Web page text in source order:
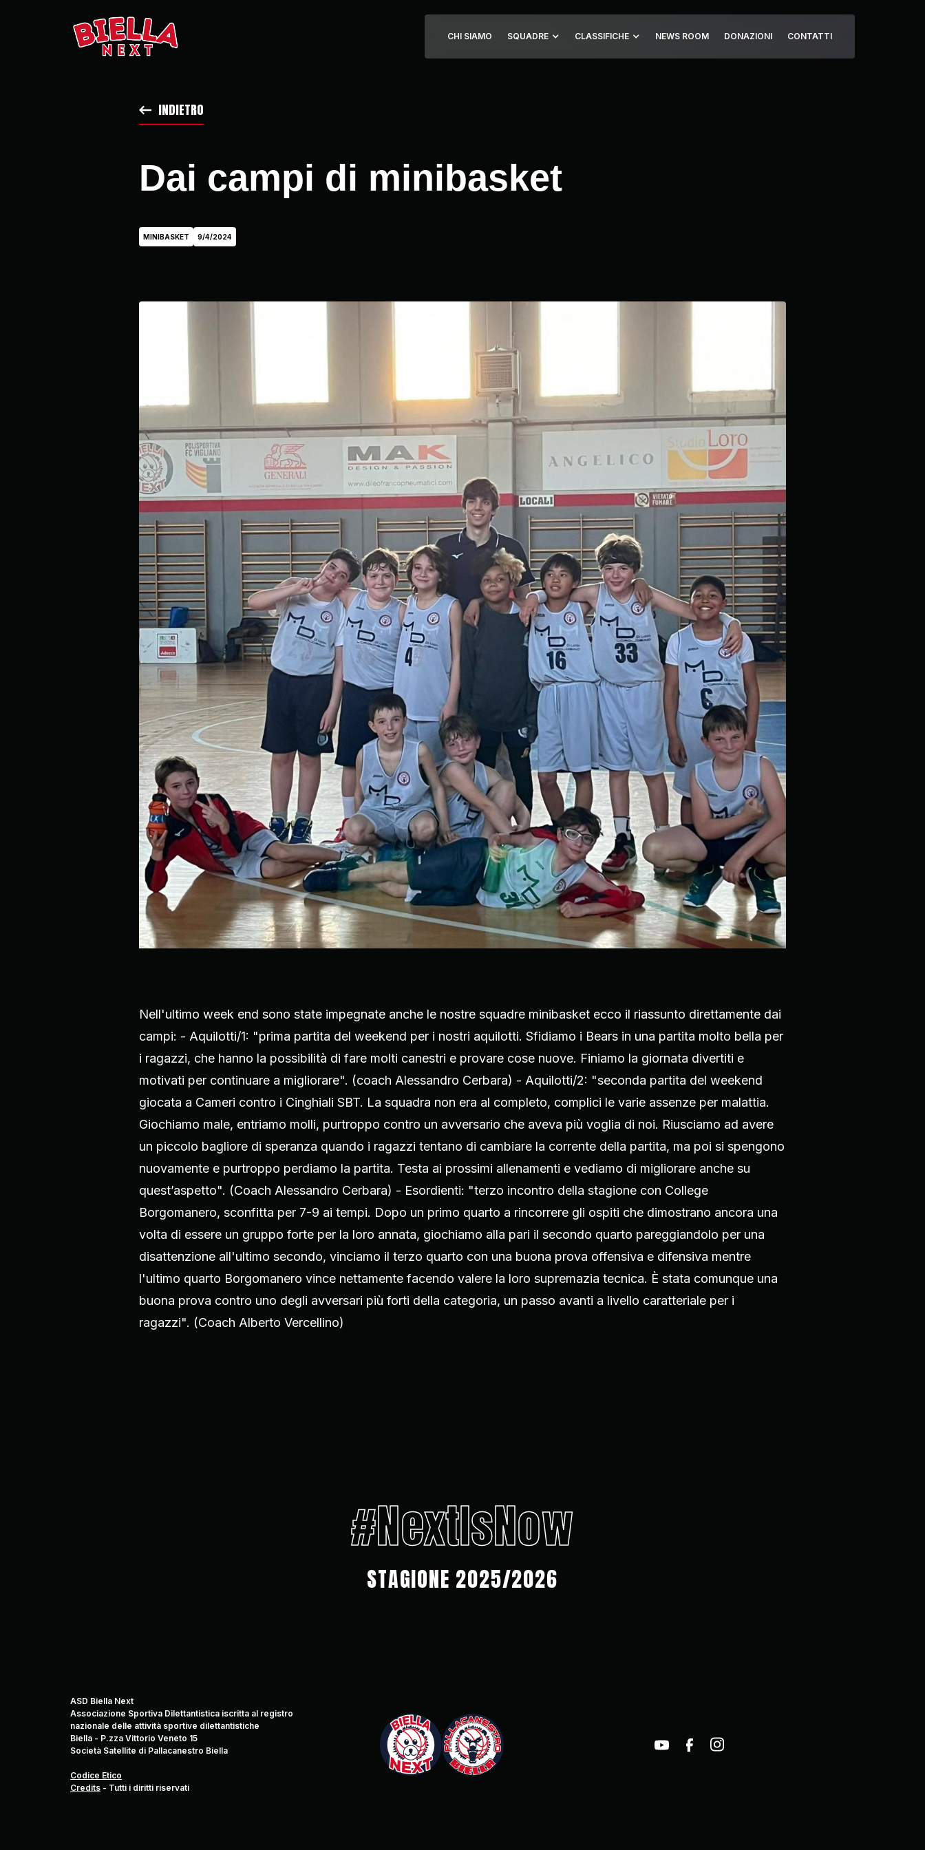
CHI SIAMO SQUADRE CLASSIFICHE NEWS ROOM DONAZIONI CONTATTI
INDIETRO
Dai campi di minibasket
MINIBASKET 9/4/2024
Nell'ultimo week end sono state impegnate anche le nostre squadre minibasket ecco il riassunto direttamente dai
campi: - Aquilotti/1: "prima partita del weekend per i nostri aquilotti. Sfidiamo i Bears in una partita molto bella per
i ragazzi, che hanno la possibilità di fare molti canestri e provare cose nuove. Finiamo la giornata divertiti e
motivati per continuare a migliorare". (coach Alessandro Cerbara) - Aquilotti/2: "seconda partita del weekend
giocata a Cameri contro i Cinghiali SBT. La squadra non era al completo, complici le varie assenze per malattia.
Giochiamo male, entriamo molli, purtroppo contro un avversario che aveva più voglia di noi. Riusciamo ad avere
un piccolo bagliore di speranza quando i ragazzi tentano di cambiare la corrente della partita, ma poi si spengono
nuovamente e purtroppo perdiamo la partita. Testa ai prossimi allenamenti e vediamo di migliorare anche su
quest’aspetto". (Coach Alessandro Cerbara) - Esordienti: "terzo incontro della stagione con College
Borgomanero, sconfitta per 7-9 ai tempi. Dopo un primo quarto a rincorrere gli ospiti che dimostrano ancora una
volta di essere un gruppo forte per la loro annata, giochiamo alla pari il secondo quarto pareggiandolo per una
disattenzione all'ultimo secondo, vinciamo il terzo quarto con una buona prova offensiva e difensiva mentre
l'ultimo quarto Borgomanero vince nettamente facendo valere la loro supremazia tecnica. È stata comunque una
buona prova contro uno degli avversari più forti della categoria, un passo avanti a livello caratteriale per i
ragazzi". (Coach Alberto Vercellino)
#NextIsNow
STAGIONE 2025/2026
ASD Biella Next
Associazione Sportiva Dilettantistica iscritta al registro
nazionale delle attività sportive dilettantistiche
Biella - P.zza Vittorio Veneto 15
Società Satellite di Pallacanestro Biella
Codice Etico
Credits - Tutti i diritti riservati